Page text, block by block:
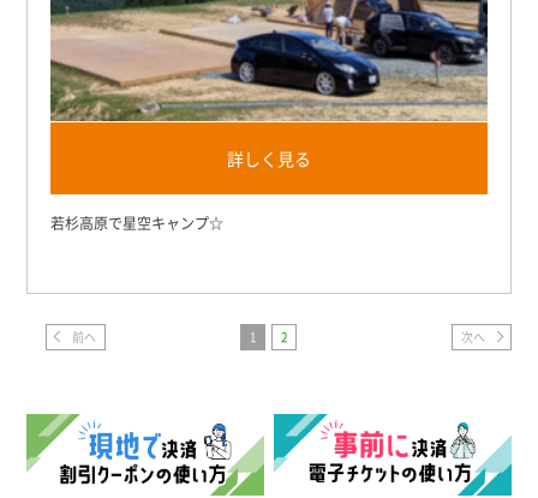
詳しく見る
若杉高原で星空キャンプ☆
前へ 1 2 次へ